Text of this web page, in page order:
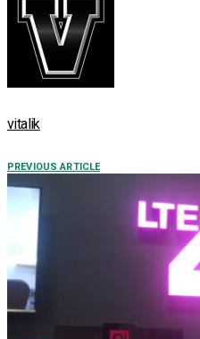
vitalik
PREVIOUS ARTICLE